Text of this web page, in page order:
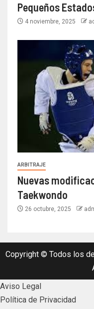
Pequeños
4 noviembre, 2025
ARBITRAJE
Nuevas
Taekwondo
26 octubre, 2025
Copyright © Todos los
Aviso Legal
Política de Privacidad